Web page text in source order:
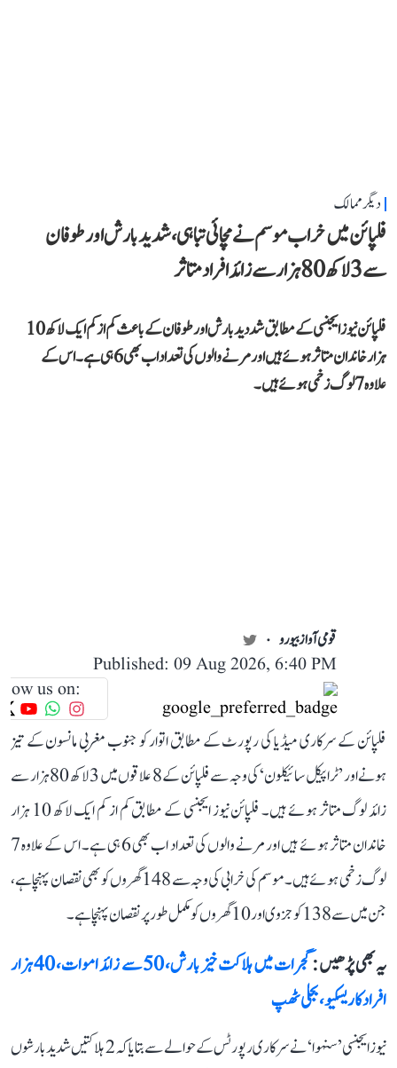
دیگر ممالک
فلپائن میں خراب موسم نے مچائی تباہی، شدید بارش اور طوفان
سے 3 لاکھ 80 ہزار سے زائد افراد متاثر
فلپائن نیوز ایجنسی کے مطابق شددید بارش اور طوفان کے باعث کم از کم ایک لاکھ 10
ہزار خاندان متاثر ہوئے ہیں اور مرنے والوں کی تعداد اب بھی 6 ہی ہے۔ اس کے
علاوہ 7 لوگ زخمی ہوئے ہیں۔
قومی آواز بیورو
Published: 09 Aug 2026, 6:40 PM
us on:
فلپائن کے سرکاری میڈیا کی رپورٹ کے مطابق اتوار کو جنوب مغربی مانسون کے تیز
ہونے اور ’ٹراپیکل سائیکلون‘ کی وجہ سے فلپائن کے 8 علاقوں میں 3 لاکھ 80 ہزار سے
زائد لوگ متاثر ہوئے ہیں۔ فلپائن نیوز ایجنسی کے مطابق کم از کم ایک لاکھ 10 ہزار
خاندان متاثر ہوئے ہیں اور مرنے والوں کی تعداد اب بھی 6 ہی ہے۔ اس کے علاوہ 7
لوگ زخمی ہوئے ہیں۔ موسم کی خرابی کی وجہ سے 148 گھروں کو بھی نقصان پہنچا ہے،
جن میں سے 138 کو جزوی اور 10 گھروں کو مکمل طور پر نقصان پہنچا ہے۔
یہ بھی پڑھیں :
گجرات میں ہلاکت خیز بارش، 50 سے زائد اموات، 40 ہزار
افراد کا ریسکیو، بجلی ٹھپ
نیوز ایجنسی ’سنہوا‘ نے سرکاری رپورٹس کے حوالے سے بتایا کہ 2 ہلاکتیں شدید بارشوں